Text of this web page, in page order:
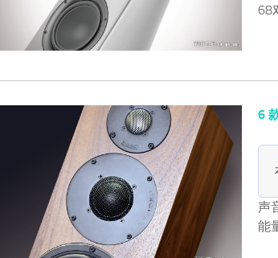
68
6
声
能